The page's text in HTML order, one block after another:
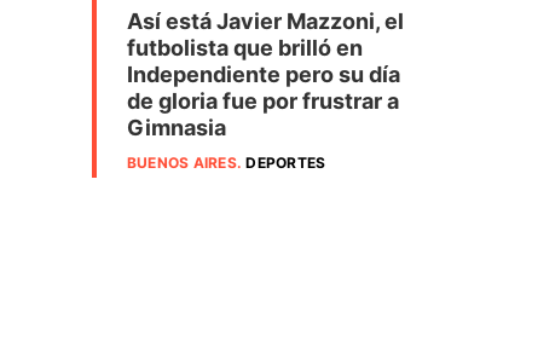
Así está Javier Mazzoni, el
futbolista que brilló en
Independiente pero su día
de gloria fue por frustrar a
Gimnasia
BUENOS AIRES.DEPORTES